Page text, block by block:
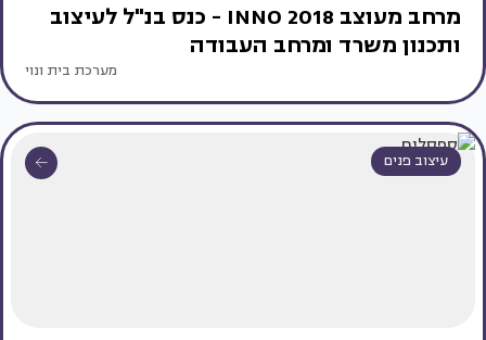
מרחב מעוצב INNO 2018 - כנס בנ"ל לעיצוב
ותכנון משרד ומרחב העבודה
מערכת בית ונוי
עיצוב פנים